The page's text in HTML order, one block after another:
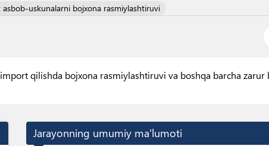
asbob-uskunalarni bojxona rasmiylashtiruvi
qilishda bojxona rasmiylashtiruvi va boshqa barcha
Jarayonning umumiy ma'lumoti